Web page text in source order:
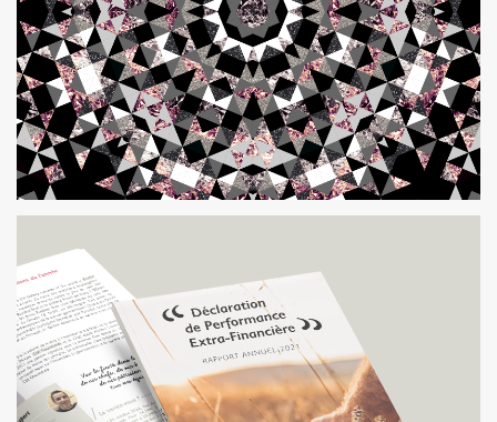
PATTERN DESIGN